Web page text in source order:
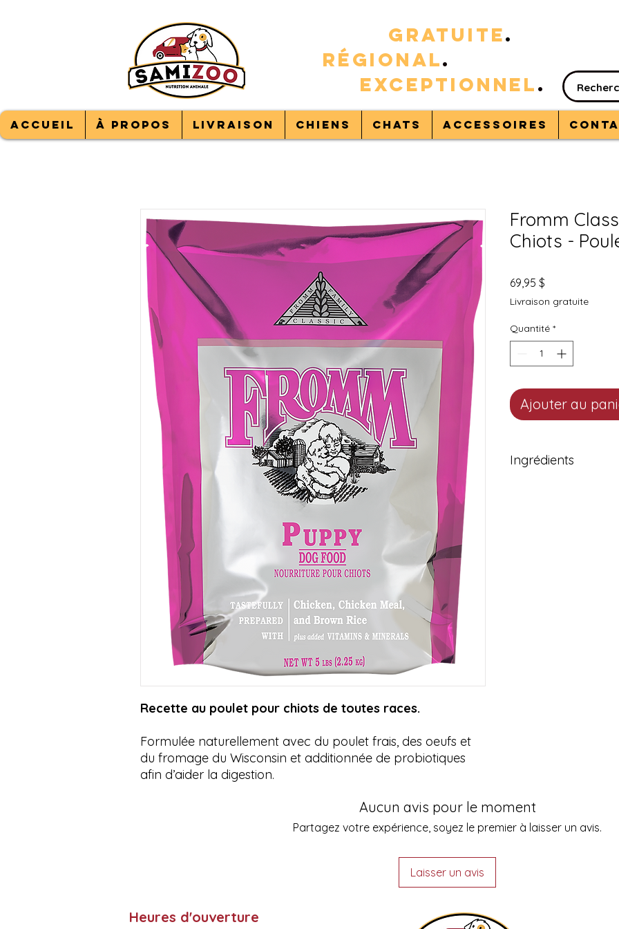
GRATUITE.
RÉGIONAL.
EXCEPTIONNEL.
Accueil À propos Livraison Chiens Chats Accessoires
Recette au poulet pour chiots de toutes races.
Formulée naturellement avec du poulet frais, des oeufs et
du fromage du Wisconsin et additionnée de probiotiques
afin d’aider la digestion.
Fromm
Chiots -
69,95 $Prix
Livraison gratuite
Quantité *
Ajouter au
Ingrédients
Aucun avis pour le moment
Partagez votre expérience, soyez le premier à laisser un avis.
Laisser un avis
Heures d'ouverture